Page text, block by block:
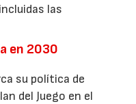
las
en 2030
su política de
del Juego en el